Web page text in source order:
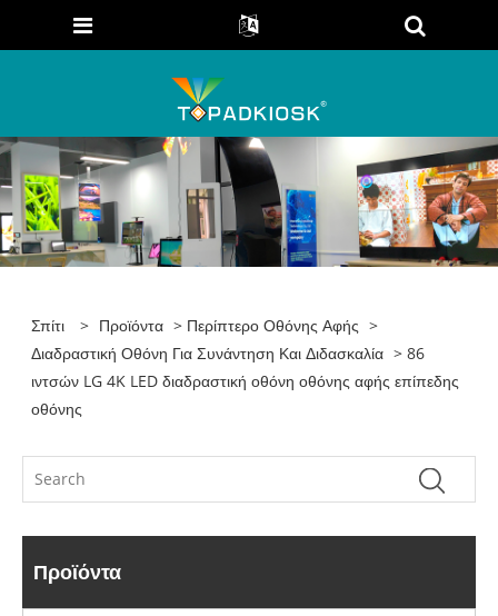
Σπίτι > Προϊόντα > Περίπτερο Οθόνης Αφής >
Διαδραστική Οθόνη Για Συνάντηση Και Διδασκαλία > 86
ιντσών LG 4K LED διαδραστική οθόνη οθόνης αφής επίπεδης
οθόνης
Προϊόντα